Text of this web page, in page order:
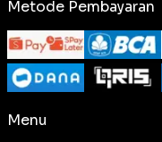
Metode Pembayaran
Menu